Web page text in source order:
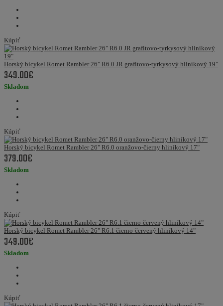
Kúpiť
Horský bicykel Romet Rambler 26" R6.0 JR grafitovo-tyrkysový hliníkový 19"
349.00€
Skladom
Kúpiť
Horský bicykel Romet Rambler 26" R6.0 oranžovo-čierny hliníkový 17"
379.00€
Skladom
Kúpiť
Horský bicykel Romet Rambler 26" R6.1 čierno-červený hliníkový 14"
349.00€
Skladom
Kúpiť